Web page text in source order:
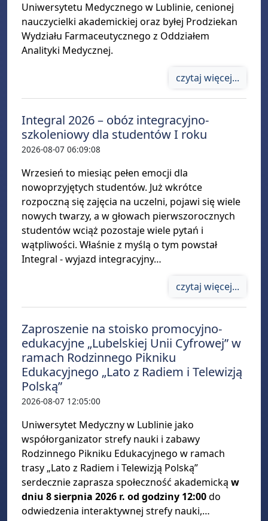
Uniwersytetu Medycznego w Lublinie, cenionej
nauczycielki akademickiej oraz byłej Prodziekan
Wydziału Farmaceutycznego z Oddziałem
Analityki Medycznej.
czytaj więcej...
Integral 2026 – obóz integracyjno-
szkoleniowy dla studentów I roku
2026-08-07 06:09:08
Wrzesień to miesiąc pełen emocji dla
nowoprzyjętych studentów. Już wkrótce
rozpoczną się zajęcia na uczelni, pojawi się wiele
nowych twarzy, a w głowach pierwszorocznych
studentów wciąż pozostaje wiele pytań i
wątpliwości. Właśnie z myślą o tym powstał
Integral - wyjazd integracyjny…
czytaj więcej...
Zaproszenie na stoisko promocyjno-
edukacyjne „Lubelskiej Unii Cyfrowej” w
ramach Rodzinnego Pikniku
Edukacyjnego „Lato z Radiem i Telewizją
Polską”
2026-08-07 12:05:00
Uniwersytet Medyczny w Lublinie jako
współorganizator strefy nauki i zabawy
Rodzinnego Pikniku Edukacyjnego w ramach
trasy „Lato z Radiem i Telewizją Polską”
serdecznie zaprasza społeczność akademicką w
dniu 8 sierpnia 2026 r. od godziny 12:00do
odwiedzenia interaktywnej strefy nauki,…